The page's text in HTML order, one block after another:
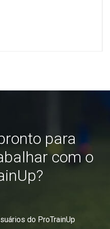
para
com o
do ProTrainUp